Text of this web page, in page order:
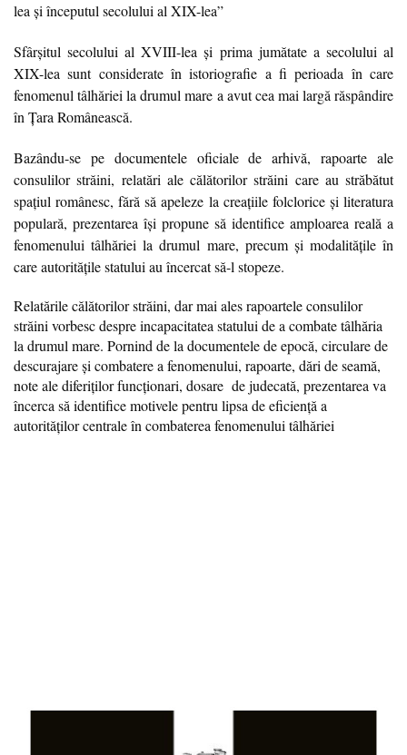
lea și începutul secolului al XIX-lea”
Sfârșitul secolului al XVIII-lea și prima jumătate a secolului al
XIX-lea sunt considerate în istoriografie a fi perioada în care
fenomenul tâlhăriei la drumul mare a avut cea mai largă răspândire
în Țara Românească.
Bazându-se pe documentele oficiale de arhivă, rapoarte ale
consulilor străini, relatări ale călătorilor străini care au străbătut
spațiul românesc, fără să apeleze la creațiile folclorice și literatura
populară, prezentarea își propune să identifice amploarea reală a
fenomenului tâlhăriei la drumul mare, precum și modalitățile în
care autoritățile statului au încercat să-l stopeze.
Relatările călătorilor străini, dar mai ales rapoartele consulilor
străini vorbesc despre incapacitatea statului de a combate tâlhăria
la drumul mare. Pornind de la documentele de epocă, circulare de
descurajare și combatere a fenomenului, rapoarte, dări de seamă,
note ale diferiților funcționari, dosare de judecată, prezentarea va
încerca să identifice motivele pentru lipsa de eficiență a
autorităților centrale în combaterea fenomenului tâlhăriei